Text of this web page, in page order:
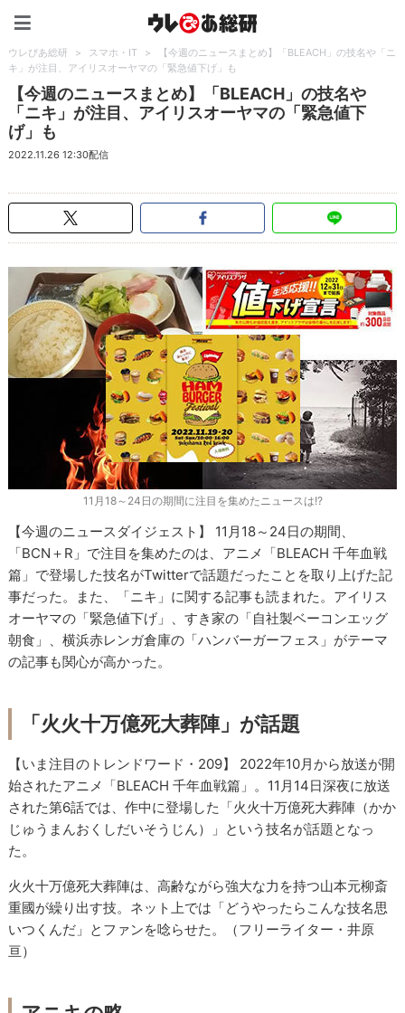
ウレぴあ総研 > スマホ・IT >
【今週のニュースまとめ】「BLEACH」の技名や「ニ
キ」が注目、アイリスオーヤマの「緊急値下げ」も
【今週のニュースまとめ】「BLEACH」の技名や
「ニキ」が注目、アイリスオーヤマの「緊急値下
げ」も
2022.11.26 12:30配信
11月18～24日の期間に注目を集めたニュースは!?
【今週のニュースダイジェスト】 11月18～24日の期間、
「BCN＋R」で注目を集めたのは、アニメ「BLEACH 千年血戦
篇」で登場した技名がTwitterで話題だったことを取り上げた記
事だった。また、「ニキ」に関する記事も読まれた。アイリス
オーヤマの「緊急値下げ」、すき家の「自社製ベーコンエッグ
朝食」、横浜赤レンガ倉庫の「ハンバーガーフェス」がテーマ
の記事も関心が高かった。
「火火十万億死大葬陣」が話題
【いま注目のトレンドワード・209】 2022年10月から放送が開
始されたアニメ「BLEACH 千年血戦篇」。11月14日深夜に放送
された第6話では、作中に登場した「火火十万億死大葬陣（かか
じゅうまんおくしだいそうじん）」という技名が話題となっ
た。
火火十万億死大葬陣は、高齢ながら強大な力を持つ山本元柳斎
重國が繰り出す技。ネット上では「どうやったらこんな技名思
いつくんだ」とファンを唸らせた。（フリーライター・井原
亘）